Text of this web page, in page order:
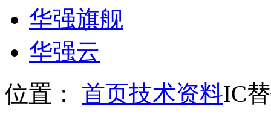
华强旗舰
华强云
位置： 首页技术资料IC